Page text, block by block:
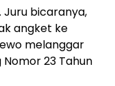
Juru bicaranya,
angket ke
melanggar
23 Tahun